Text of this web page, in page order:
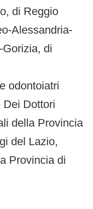
di Reggio
Alessandria-
di
odontoiatri
Dei Dottori
della Provincia
del Lazio,
Provincia di